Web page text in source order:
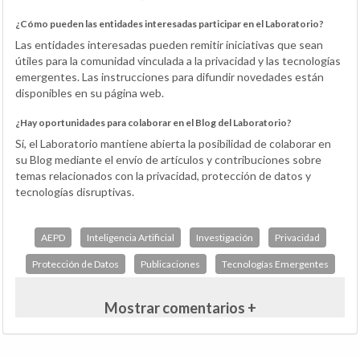
¿Cómo pueden las entidades interesadas participar en el Laboratorio?
Las entidades interesadas pueden remitir iniciativas que sean
útiles para la comunidad vinculada a la privacidad y las tecnologías
emergentes. Las instrucciones para difundir novedades están
disponibles en su página web.
¿Hay oportunidades para colaborar en el Blog del Laboratorio?
Sí, el Laboratorio mantiene abierta la posibilidad de colaborar en
su Blog mediante el envío de artículos y contribuciones sobre
temas relacionados con la privacidad, protección de datos y
tecnologías disruptivas.
AEPD Inteligencia Artificial Investigación Privacidad
Protección de Datos Publicaciones Tecnologías Emergentes
Mostrar comentarios +